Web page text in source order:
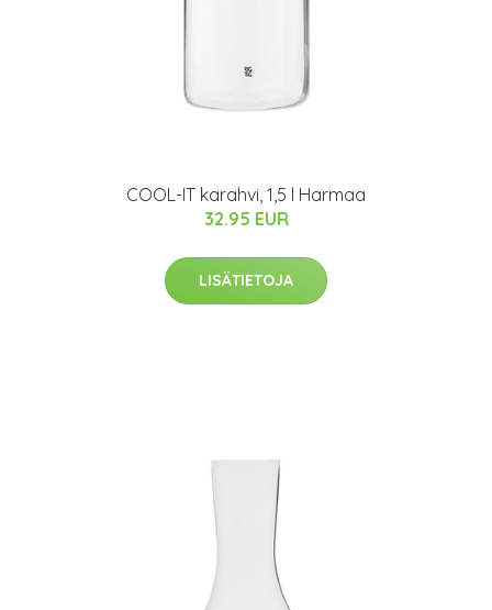
COOL-IT karahvi, 1,5 l Harmaa
32.95 EUR
LISÄTIETOJA